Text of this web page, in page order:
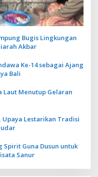
Bugis Lingkungan
Akbar
Ke-14 sebagai Ajang
Bali
Laut Menutup Gelaran
Upaya Lestarikan Tradisi
Spirit Guna Dusun untuk
Sanur